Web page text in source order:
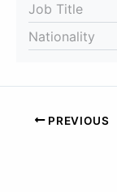
Job Title
Nationality
PREVIOUS